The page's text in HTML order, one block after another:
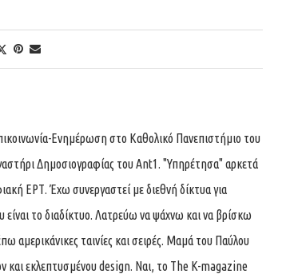
Ενημέρωση στο Καθολικό Πανεπιστήμιο του
Δημοσιογραφίας του Ant1. "Υπηρέτησα" αρκετά
ΕΡΤ. Έχω συνεργαστεί με διεθνή δίκτυα για
το διαδίκτυο. Λατρεύω να ψάχνω και να βρίσκω
αμερικάνικες ταινίες και σειρές. Μαμά του Παύλου
και εκλεπτυσμένου design. Ναι, το The K-magazine